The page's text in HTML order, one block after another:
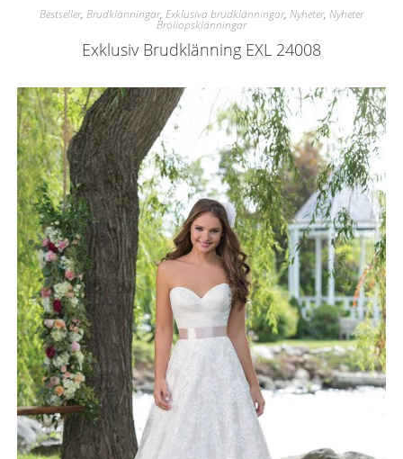
Bestseller, Brudklänningar, Exklusiva brudklänningar, Nyheter, Nyheter
Bröllopsklänningar
Exklusiv Brudklänning EXL 24008